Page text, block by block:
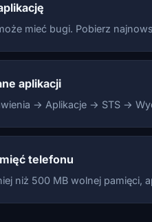
mieć bugi. Pobierz
aplikacji
→ Aplikacje → STS →
telefonu
niż 500 MB wolnej pamięci,